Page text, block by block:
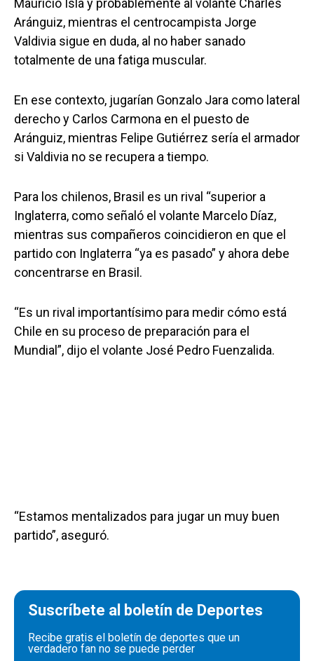
Mauricio Isla y probablemente al volante Charles
Aránguiz, mientras el centrocampista Jorge
Valdivia sigue en duda, al no haber sanado
totalmente de una fatiga muscular.
En ese contexto, jugarían Gonzalo Jara como lateral
derecho y Carlos Carmona en el puesto de
Aránguiz, mientras Felipe Gutiérrez sería el armador
si Valdivia no se recupera a tiempo.
Para los chilenos, Brasil es un rival “superior a
Inglaterra, como señaló el volante Marcelo Díaz,
mientras sus compañeros coincidieron en que el
partido con Inglaterra “ya es pasado” y ahora debe
concentrarse en Brasil.
“Es un rival importantísimo para medir cómo está
Chile en su proceso de preparación para el
Mundial”, dijo el volante José Pedro Fuenzalida.
“Estamos mentalizados para jugar un muy buen
partido”, aseguró.
Suscríbete al boletín de Deportes
Recibe gratis el boletín de deportes que un
verdadero fan no se puede perder